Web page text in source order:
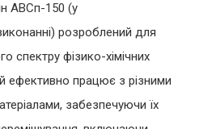
АВСп-150 (у
розроблений для
спектру фізико-хімічних
ефективно працює з різними
забезпечуючи їх